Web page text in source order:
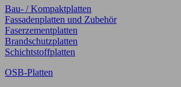
Bau- / Kompaktplatten
Fassadenplatten und Zubehör
Faserzementplatten
Brandschutzplatten
Schichtstoffplatten
OSB-Platten